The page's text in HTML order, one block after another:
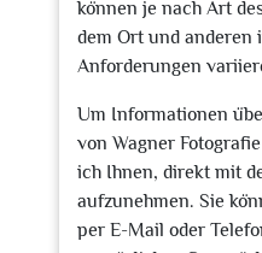
können je nach Art
dem Ort und anderen
Anforderungen
Um Informationen
von Wagner
ich Ihnen, direkt mit
aufzunehmen. Sie
per E-Mail oder